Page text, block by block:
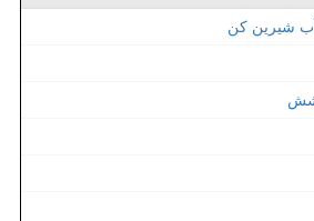
شیرین کن